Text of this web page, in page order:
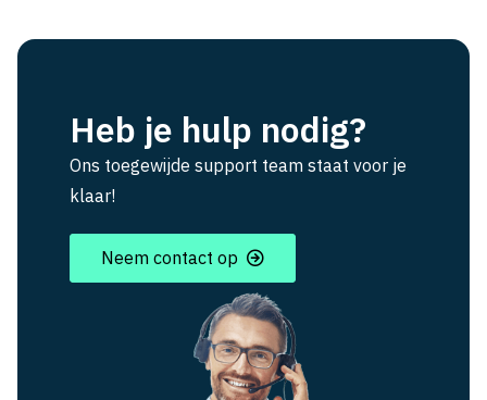
Heb je hulp nodig?
Ons toegewijde support team staat voor je
klaar!
Neem contact op